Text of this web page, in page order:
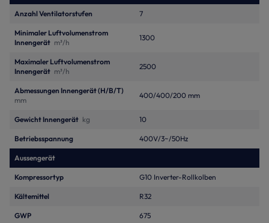
Anzahl Ventilatorstufen 7
Minimaler Luftvolumenstrom
Innengerät m³/h
1300
Maximaler Luftvolumenstrom
Innengerät m³/h
2500
Abmessungen Innengerät (H/B/T)
mm
400/400/200 mm
Gewicht Innengerät kg 10
Betriebsspannung 400V/3~/50Hz
Aussengerät
Kompressortyp G10 Inverter-Rollkolben
Kältemittel R32
GWP 675